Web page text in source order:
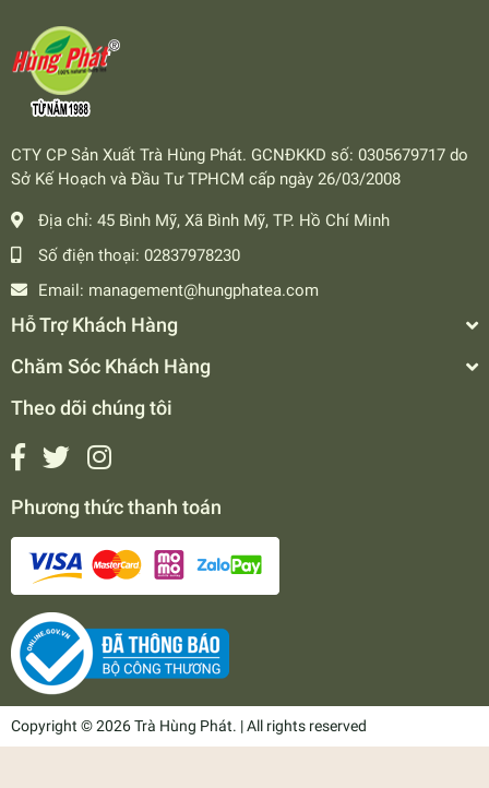
CTY CP Sản Xuất Trà Hùng Phát. GCNĐKKD số: 0305679717 do
Sở Kế Hoạch và Đầu Tư TPHCM cấp ngày 26/03/2008
Địa chỉ: 45 Bình Mỹ, Xã Bình Mỹ, TP. Hồ Chí Minh
Số điện thoại: 02837978230
Email: management@hungphatea.com
Hỗ Trợ Khách Hàng
Chăm Sóc Khách Hàng
Theo dõi chúng tôi
Phương thức thanh toán
Copyright © 2026 Trà Hùng Phát. | All rights reserved